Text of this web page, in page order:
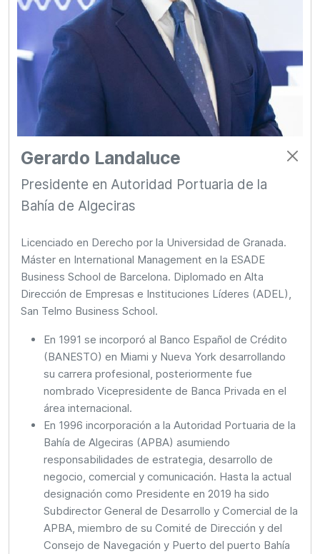
Gerardo Landaluce
Presidente en Autoridad Portuaria de la
Bahía de Algeciras
Licenciado en Derecho por la Universidad de Granada.
Máster en International Management en la ESADE
Business School de Barcelona. Diplomado en Alta
Dirección de Empresas e Instituciones Líderes (ADEL),
San Telmo Business School.
En 1991 se incorporó al Banco Español de Crédito
(BANESTO) en Miami y Nueva York desarrollando
su carrera profesional, posteriormente fue
nombrado Vicepresidente de Banca Privada en el
área internacional.
En 1996 incorporación a la Autoridad Portuaria de la
Bahía de Algeciras (APBA) asumiendo
responsabilidades de estrategia, desarrollo de
negocio, comercial y comunicación. Hasta la actual
designación como Presidente en 2019 ha sido
Subdirector General de Desarrollo y Comercial de la
APBA, miembro de su Comité de Dirección y del
Consejo de Navegación y Puerto del puerto Bahía